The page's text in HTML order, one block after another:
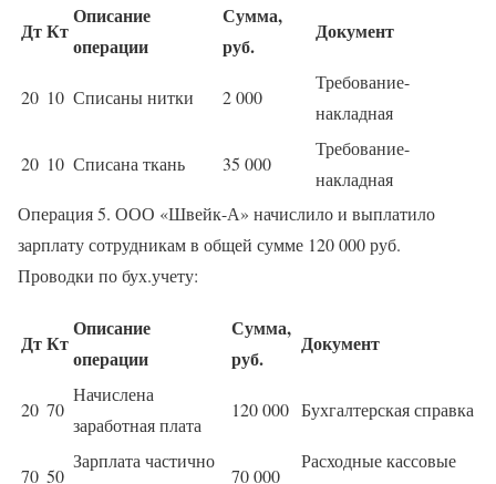
ДтКт
Описание
операции
Сумма,
руб.
Документ
20 10 Списаны нитки 2 000
Требование-
накладная
20 10 Списана ткань 35 000
Требование-
накладная
Операция 5. ООО «Швейк-А» начислило и выплатило
зарплату сотрудникам в общей сумме 120 000 руб.
Проводки по бух.учету:
ДтКт
Описание
операции
Сумма,
руб.
Документ
20 70
Начислена
заработная плата
120 000 Бухгалтерская справка
70 50
Зарплата частично
70 000
Расходные кассовые